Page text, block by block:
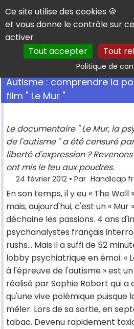
Panneau de gestion des cookies
Ce site utilise des cookies 🍪
et vous donne le contrôle sur
activer
Tout accepter
Tout
Politique de
Autisme : comprendre la
film " Le Mur "
Le documentaire " Le Mur, la
de l'autisme " a été censuré
liberté d'expression ?
ont mis le feu aux poudres.
24 février 2012 • Par
En son temps, il y eu « The Wall
mais, aujourd'hui, c'est un « Mur
déchaine les passions. 4 ans
psychanalystes français
rushs... Mais il a suffi de 52
lobby psychiatrique en émoi. «
à l'épreuve de l'autisme » est
réalisé par Sophie Robert qui a
qu'une vive polémique puisque
mêler. Lors de sa sortie, en
tabac. Devenu rapidement